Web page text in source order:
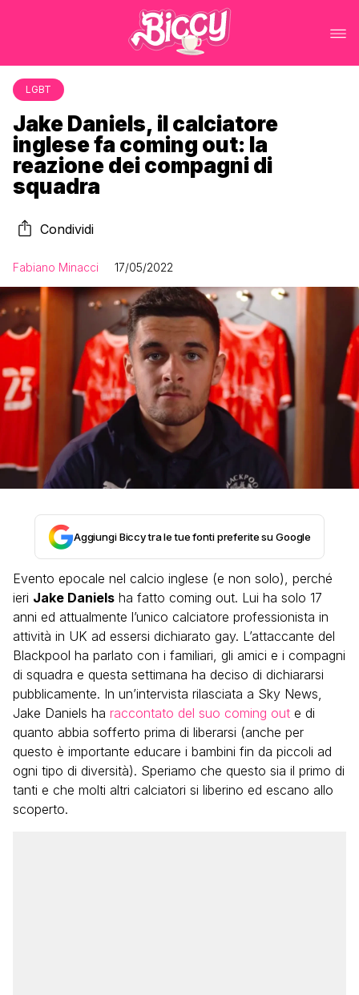
LGBT
Jake Daniels, il calciatore
inglese fa coming out: la
reazione dei compagni di
squadra
Condividi
Fabiano Minacci 17/05/2022
Aggiungi Biccy tra le tue fonti preferite su Google
Evento epocale nel calcio inglese (e non solo), perché
ieri Jake Daniels ha fatto coming out. Lui ha solo 17
anni ed attualmente l’unico calciatore professionista in
attività in UK ad essersi dichiarato gay. L’attaccante del
Blackpool ha parlato con i familiari, gli amici e i compagni
di squadra e questa settimana ha deciso di dichiararsi
pubblicamente. In un’intervista rilasciata a Sky News,
Jake Daniels ha raccontato del suo coming out e di
quanto abbia sofferto prima di liberarsi (anche per
questo è importante educare i bambini fin da piccoli ad
ogni tipo di diversità). Speriamo che questo sia il primo di
tanti e che molti altri calciatori si liberino ed escano allo
scoperto.